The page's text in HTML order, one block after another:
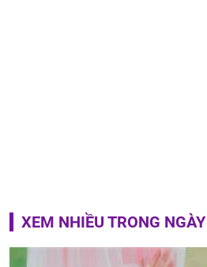
XEM NHIỀU TRONG NGÀY